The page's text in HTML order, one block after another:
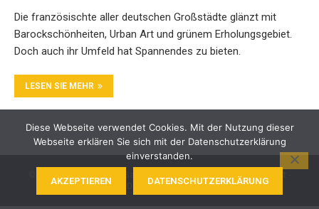
Die französischte aller deutschen Großstädte glänzt mit
Barockschönheiten, Urban Art und grünem Erholungsgebiet.
Doch auch ihr Umfeld hat Spannendes zu bieten.
LESEN SIE MEHR
© 2024 BKK Akzo Nobel Bayern. Alle Rechte vorbehalten -
Impressum
Datenschutz-Barrierefreiheit
Diese Webseite verwendet Cookies. Mit der Nutzung dieser
Webseite erklären Sie sich mit der Datenschutzerklärung
einverstanden.
AKZEPTIEREN DATENSCHUTZERKLÄRUNG